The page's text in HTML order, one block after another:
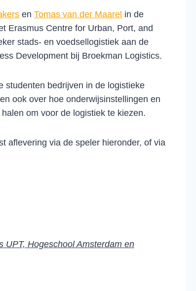
en Tomas van der Maarel in de
Erasmus Centre for Urban, Port, and
stads- en voedsellogistiek aan de
Development bij Broekman Logistics.
studenten bedrijven in de logistieke
ook over hoe onderwijsinstellingen en
om voor de logistiek te kiezen.
aflevering via de speler hieronder, of via
UPT, Hogeschool Amsterdam en